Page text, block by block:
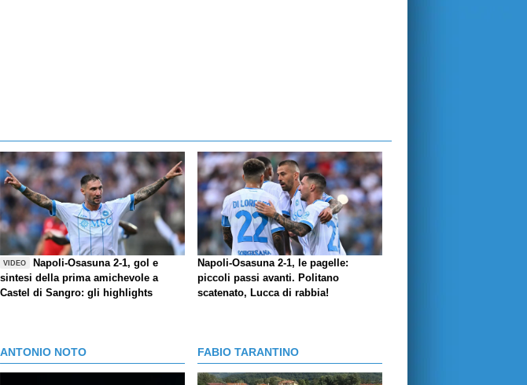
VIDEO
Napoli-Osasuna 2-1, gol e
sintesi della prima amichevole a
Castel di Sangro: gli highlights
Napoli-Osasuna 2-1, le pagelle:
piccoli passi avanti. Politano
scatenato, Lucca di rabbia!
ANTONIO NOTO FABIO TARANTINO